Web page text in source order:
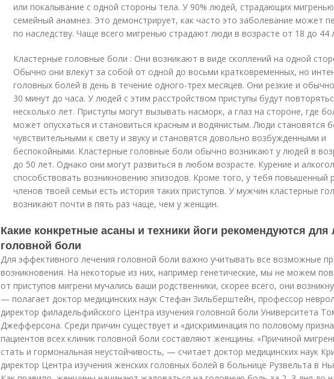
или покалывание с одной стороны тела. У 90% людей, страдающих
семейный анамнез. Это демонстрирует, как часто это заболевание может
по наследству. Чаще всего мигренью страдают люди в возрасте от 18 до 44
Кластерные головные боли : Они возникают в виде скоплений на одной
Обычно они влекут за собой от одной до восьми кратковременных, но
головных болей в день в течение одного-трех месяцев. Они резкие и
30 минут до часа. У людей с этим расстройством приступы будут
несколько лет. Приступы могут вызывать насморк, а глаз на стороне, где
может опускаться и становиться красным и водянистым. Люди становятся
чувствительными к свету и звуку и становятся довольно возбужденными и
беспокойными. Кластерные головные боли обычно возникают у людей в
до 50 лет. Однако они могут развиться в любом возрасте. Курение и
способствовать возникновению эпизодов. Кроме того, у тебя повышенный
членов твоей семьи есть история таких приступов. У мужчин кластерные
возникают почти в пять раз чаще, чем у женщин.
Какие конкретные асаны и техники йоги рекомендуются для
головной боли
Для эффективного лечения головной боли важно учитывать все возможные
возникновения. На некоторые из них, например генетические, мы не можем
от приступов мигрени мучались ваши родственники, скорее всего, они
— полагает доктор медицинских наук Стефан Зильберштейн, профессор
директор филадельфийского Центра изучения головной боли Университета
Джефферсона. Среди причин существует и «дискриминация по половому
пациентов всех клиник головной боли составляют женщины. «Причиной
стать и гормональная неустойчивость, — считает доктор медицинских наук
директор Центра изучения женских головных болей в больнице Рузвельта в